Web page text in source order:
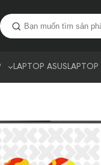
LAPTOP ASUSLAPTOP